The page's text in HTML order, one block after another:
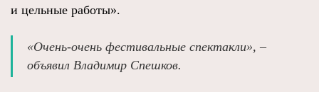
и цельные работы».
«Очень-очень фестивальные спектакли», –
объявил Владимир Спешков.